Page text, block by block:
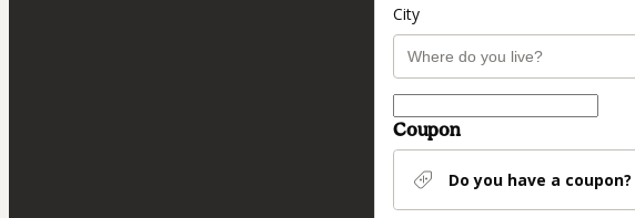
City
Coupon
Do you have a coupon?